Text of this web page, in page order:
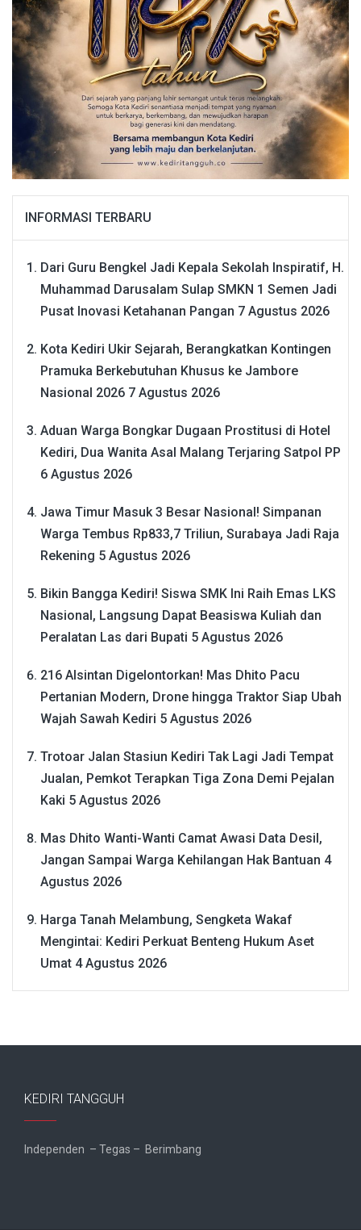
INFORMASI TERBARU
Dari Guru Bengkel Jadi Kepala Sekolah Inspiratif, H.
Muhammad Darusalam Sulap SMKN 1 Semen Jadi
Pusat Inovasi Ketahanan Pangan 7 Agustus 2026
Kota Kediri Ukir Sejarah, Berangkatkan Kontingen
Pramuka Berkebutuhan Khusus ke Jambore
Nasional 2026 7 Agustus 2026
Aduan Warga Bongkar Dugaan Prostitusi di Hotel
Kediri, Dua Wanita Asal Malang Terjaring Satpol PP
6 Agustus 2026
Jawa Timur Masuk 3 Besar Nasional! Simpanan
Warga Tembus Rp833,7 Triliun, Surabaya Jadi Raja
Rekening 5 Agustus 2026
Bikin Bangga Kediri! Siswa SMK Ini Raih Emas LKS
Nasional, Langsung Dapat Beasiswa Kuliah dan
Peralatan Las dari Bupati 5 Agustus 2026
216 Alsintan Digelontorkan! Mas Dhito Pacu
Pertanian Modern, Drone hingga Traktor Siap Ubah
Wajah Sawah Kediri 5 Agustus 2026
Trotoar Jalan Stasiun Kediri Tak Lagi Jadi Tempat
Jualan, Pemkot Terapkan Tiga Zona Demi Pejalan
Kaki 5 Agustus 2026
Mas Dhito Wanti-Wanti Camat Awasi Data Desil,
Jangan Sampai Warga Kehilangan Hak Bantuan 4
Agustus 2026
Harga Tanah Melambung, Sengketa Wakaf
Mengintai: Kediri Perkuat Benteng Hukum Aset
Umat 4 Agustus 2026
KEDIRI TANGGUH
Independen – Tegas – Berimbang